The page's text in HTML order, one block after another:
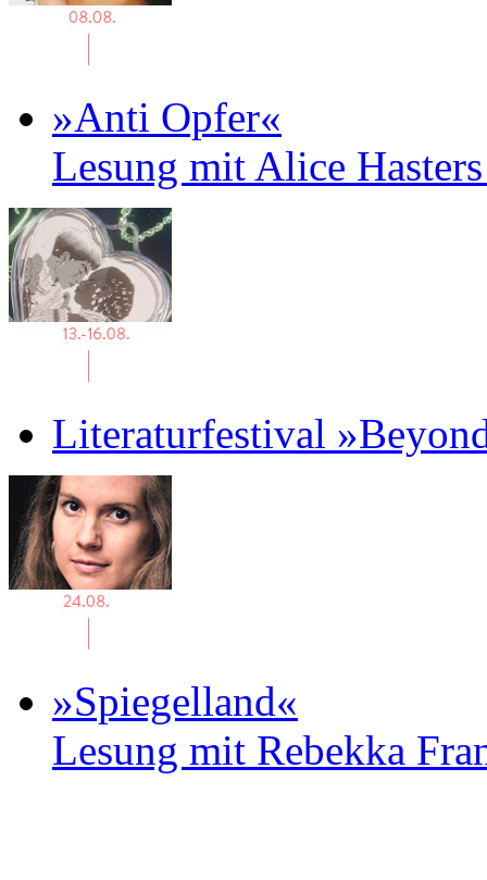
»Anti Opfer«
Lesung mit Alice
Literaturfestival
»Spiegelland«
Lesung mit Rebekka